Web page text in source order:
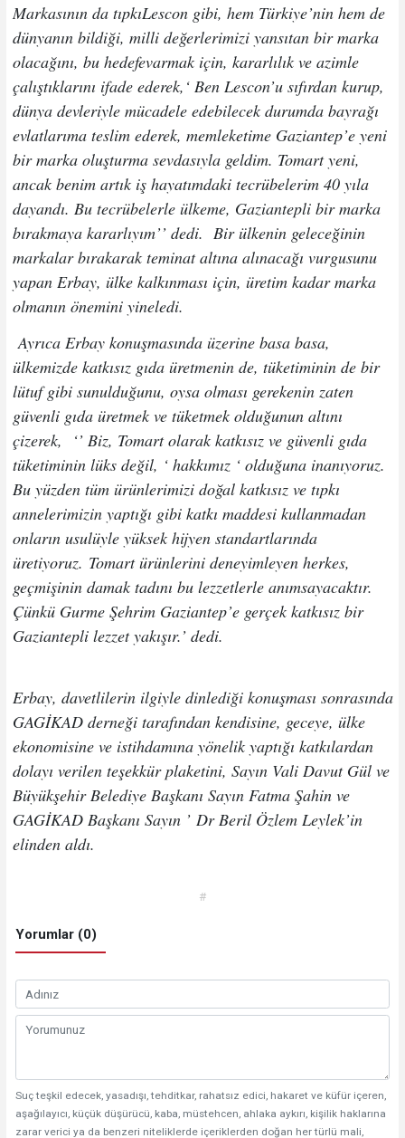
Markasının da tıpkıLescon gibi, hem Türkiye’nin hem de
dünyanın bildiği, milli değerlerimizi yansıtan bir marka
olacağını, bu hedefevarmak için, kararlılık ve azimle
çalıştıklarını ifade ederek,‘ Ben Lescon’u sıfırdan kurup,
dünya devleriyle mücadele edebilecek durumda bayrağı
evlatlarıma teslim ederek, memleketime Gaziantep’e yeni
bir marka oluşturma sevdasıyla geldim. Tomart yeni,
ancak benim artık iş hayatımdaki tecrübelerim 40 yıla
dayandı. Bu tecrübelerle ülkeme, Gaziantepli bir marka
bırakmaya kararlıyım’’ dedi. Bir ülkenin geleceğinin
markalar bırakarak teminat altına alınacağı vurgusunu
yapan Erbay, ülke kalkınması için, üretim kadar marka
olmanın önemini yineledi.
Ayrıca Erbay konuşmasında üzerine basa basa,
ülkemizde katkısız gıda üretmenin de, tüketiminin de bir
lütuf gibi sunulduğunu, oysa olması gerekenin zaten
güvenli gıda üretmek ve tüketmek olduğunun altını
çizerek, ‘’ Biz, Tomart olarak katkısız ve güvenli gıda
tüketiminin lüks değil, ‘ hakkımız ‘ olduğuna inanıyoruz.
Bu yüzden tüm ürünlerimizi doğal katkısız ve tıpkı
annelerimizin yaptığı gibi katkı maddesi kullanmadan
onların usulüyle yüksek hijyen standartlarında
üretiyoruz. Tomart ürünlerini deneyimleyen herkes,
geçmişinin damak tadını bu lezzetlerle anımsayacaktır.
Çünkü Gurme Şehrim Gaziantep’e gerçek katkısız bir
Gaziantepli lezzet yakışır.’ dedi.
Erbay, davetlilerin ilgiyle dinlediği konuşması sonrasında
GAGİKAD derneği tarafından kendisine, geceye, ülke
ekonomisine ve istihdamına yönelik yaptığı katkılardan
dolayı verilen teşekkür plaketini, Sayın Vali Davut Gül ve
Büyükşehir Belediye Başkanı Sayın Fatma Şahin ve
GAGİKAD Başkanı Sayın ’ Dr Beril Özlem Leylek’in
elinden aldı.
#
Yorumlar (0)
Suç teşkil edecek, yasadışı, tehditkar, rahatsız edici, hakaret ve küfür içeren,
aşağılayıcı, küçük düşürücü, kaba, müstehcen, ahlaka aykırı, kişilik haklarına
zarar verici ya da benzeri niteliklerde içeriklerden doğan her türlü mali,